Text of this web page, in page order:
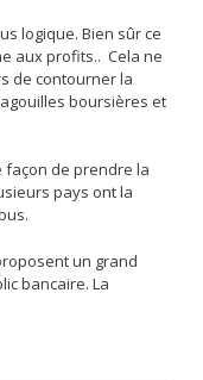
logique. Bien sûr ce
aux profits.. Cela ne
de contourner la
boursières et
façon de prendre la
pays ont la
un grand
bancaire. La